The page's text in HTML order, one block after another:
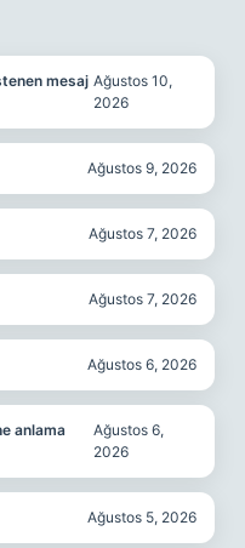
mesaj Ağustos 10,
2026
Ağustos 9, 2026
Ağustos 7, 2026
Ağustos 7, 2026
Ağustos 6, 2026
anlama
Ağustos 6,
2026
Ağustos 5, 2026